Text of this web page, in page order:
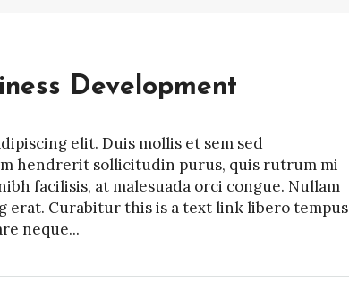
Development
elit. Duis mollis et sem sed
hendrerit sollicitudin purus, quis rutrum mi
facilisis, at malesuada orci congue. Nullam
erat. Curabitur this is a text link libero tempus
neque...